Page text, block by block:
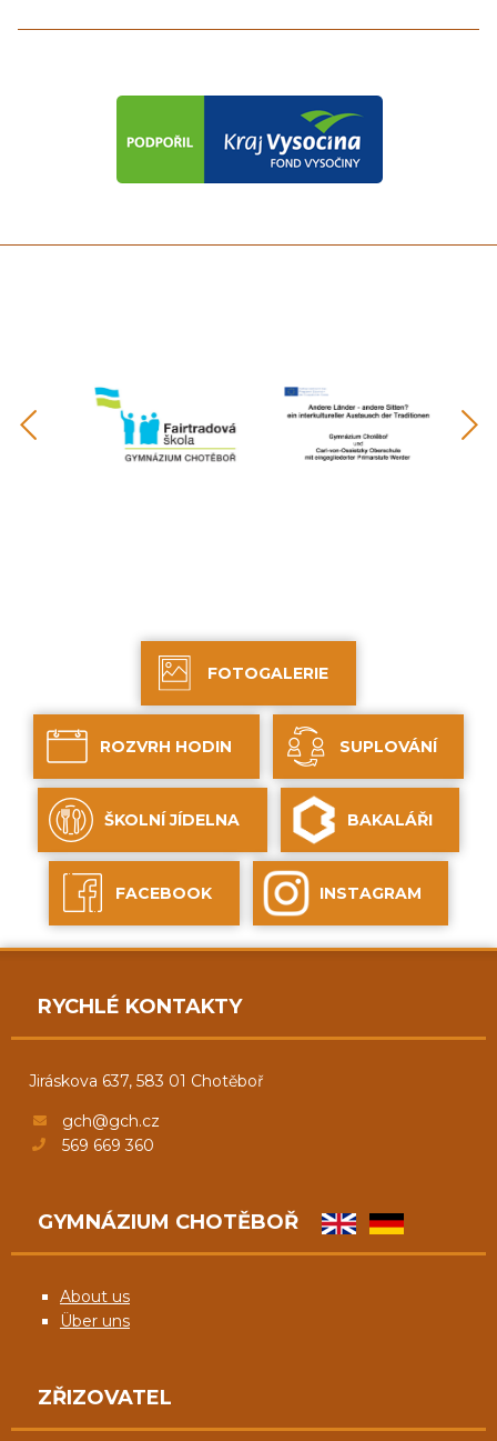
FOTOGALERIE
ROZVRH HODIN SUPLOVÁNÍ
ŠKOLNÍ JÍDELNA BAKALÁŘI
FACEBOOK INSTAGRAM
RYCHLÉ KONTAKTY
Jiráskova 637, 583 01 Chotěboř
gch@gch.cz
569 669 360
GYMNÁZIUM CHOTĚBOŘ
About us
Über uns
ZŘIZOVATEL